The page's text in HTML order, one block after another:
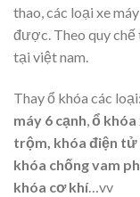
thao, các loại xe
được. Theo quy chế
tại việt nam.
Thay ổ khóa các loại:
máy 6 cạnh,ổ khóa
trộm, khóa điện tử
khóa chống vam
khóa cơ khí…vv